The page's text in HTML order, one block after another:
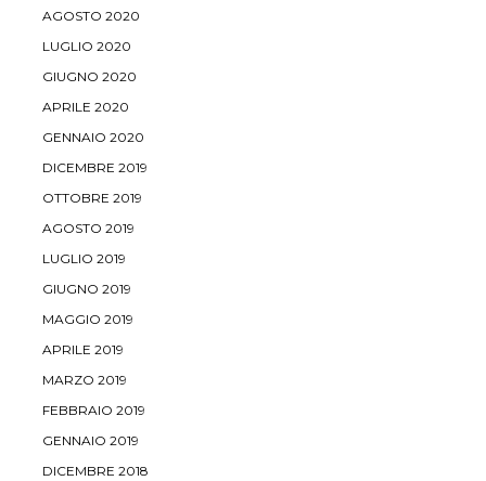
AGOSTO 2020
LUGLIO 2020
GIUGNO 2020
APRILE 2020
GENNAIO 2020
DICEMBRE 2019
OTTOBRE 2019
AGOSTO 2019
LUGLIO 2019
GIUGNO 2019
MAGGIO 2019
APRILE 2019
MARZO 2019
FEBBRAIO 2019
GENNAIO 2019
DICEMBRE 2018